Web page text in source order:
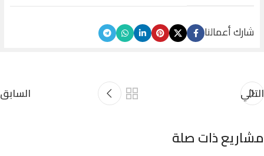
شارك أعمالنا
التالي السابق
مشاريع ذات صلة